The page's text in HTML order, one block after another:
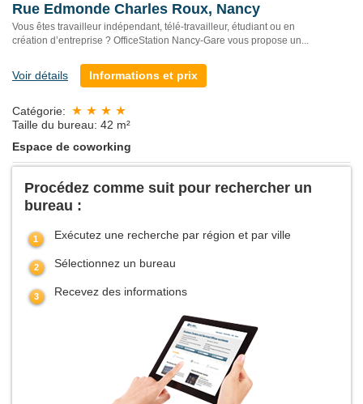
Rue Edmonde Charles Roux, Nancy
Vous êtes travailleur indépendant, télé-travailleur, étudiant ou en
création d’entreprise ? OfficeStation Nancy-Gare vous propose un...
Voir détails Informations et prix
Catégorie:
Taille du bureau: 42 m²
Espace de coworking
Procédez comme suit pour rechercher un
bureau :
Exécutez une recherche par région et par ville
Sélectionnez un bureau
Recevez des informations